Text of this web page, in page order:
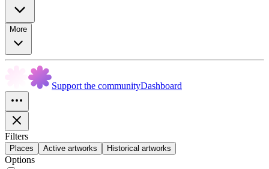
More
Support the communityDashboard
Filters
Places Active artworks Historical artworks
Options